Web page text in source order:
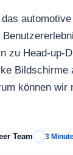
zu Head-up-
Bildschirme
können
Team 3